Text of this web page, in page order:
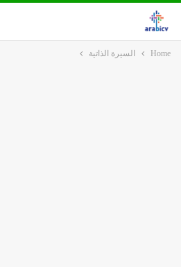
Home السيرة الذاتية